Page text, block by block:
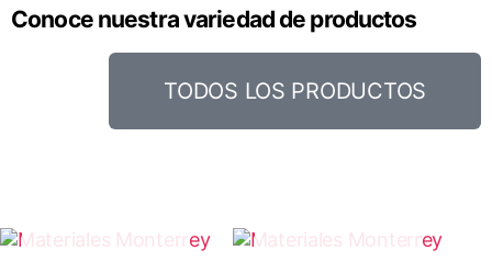
Conoce nuestra variedad de productos
TODOS LOS PRODUCTOS